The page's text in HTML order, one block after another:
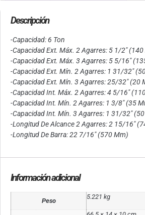
Descripción
-Capacidad: 6 Ton
-Capacidad Ext. Máx. 2 Agarres: 5 1/2″
-Capacidad Ext. Máx. 3 Agarres: 5 5/16″
-Capacidad Ext. Mín. 2 Agarres: 1 31/32″
-Capacidad Ext. Mín. 3 Agarres: 25/32″ (20
-Capacidad Int. Máx. 2 Agarres: 4 5/16″
-Capacidad Int. Mín. 2 Agarres: 1 3/8″ (35
-Capacidad Int. Mín. 3 Agarres: 1 31/32″
-Longitud De Alcance 2 Agarres: 2 15/16″
-Longitud De Barra: 22 7/16″ (570 Mm)
Información adicional
Peso
5.221 kg